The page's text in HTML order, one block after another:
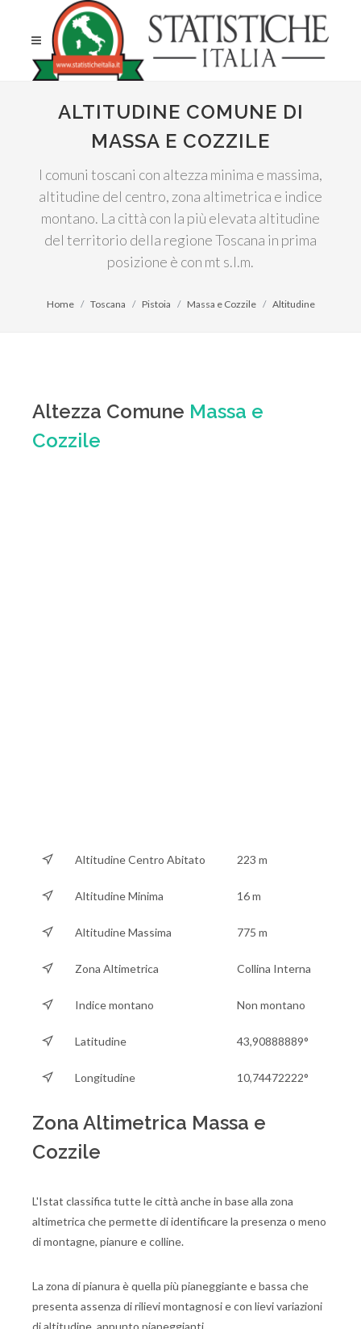
ALTITUDINE COMUNE DI
MASSA E COZZILE
I comuni toscani con altezza minima e massima,
altitudine del centro, zona altimetrica e indice
montano. La città con la più elevata altitudine
del territorio della regione Toscana in prima
posizione è con mt s.l.m.
Home Toscana Pistoia Massa e Cozzile Altitudine
Altezza Comune Massa e
Cozzile
Altitudine Centro Abitato 223 m
Altitudine Minima 16 m
Altitudine Massima 775 m
Zona Altimetrica Collina Interna
Indice montano Non montano
Latitudine 43,90888889°
Longitudine 10,74472222°
Zona Altimetrica Massa e
Cozzile
L'Istat classifica tutte le città anche in base alla zona
altimetrica che permette di identificare la presenza o meno
di montagne, pianure e colline.
La zona di pianura è quella più pianeggiante e bassa che
presenta assenza di rilievi montagnosi e con lievi variazioni
di altitudine, appunto pianeggianti.